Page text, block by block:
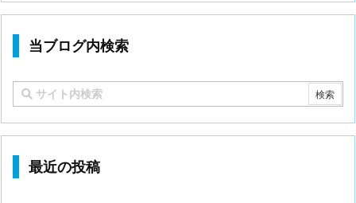
当ブログ内検索
最近の投稿